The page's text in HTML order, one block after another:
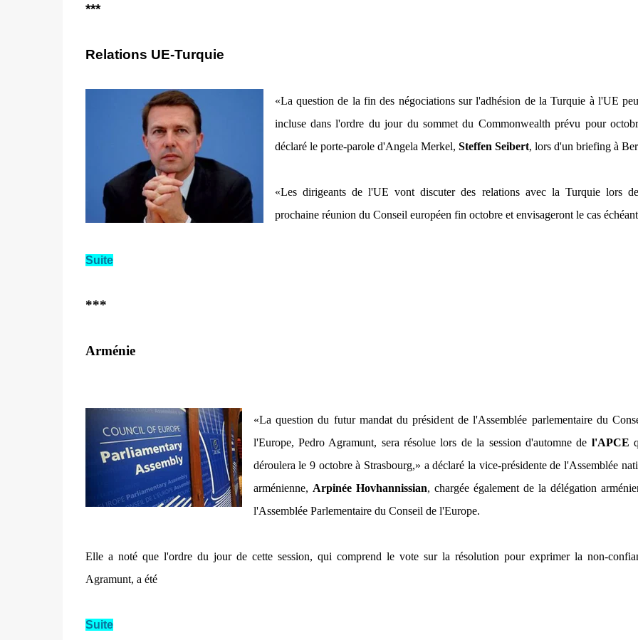
***
Relations UE-Turquie
«La question de la fin des négociations sur l'adhésion de la Turquie à l'UE
incluse dans l'ordre du jour du sommet du Commonwealth prévu pour
déclaré le porte-parole d'Angela Merkel, Steffen Seibert, lors d'un briefing à
«Les dirigeants de l'UE vont discuter des relations avec la Turquie lors
prochaine réunion du Conseil européen fin octobre et envisageront le cas
Suite
***
Arménie
«La question du futur mandat du président de l'Assemblée parlementaire du
l'Europe, Pedro Agramunt, sera résolue lors de la session d'automne de l'APCE
déroulera le 9 octobre à Strasbourg,» a déclaré la vice-présidente de l'Assemblée
arménienne, Arpinée Hovhannissian, chargée également de la délégation
l'Assemblée Parlementaire du Conseil de l'Europe.
Elle a noté que l'ordre du jour de cette session, qui comprend le vote sur la résolution pour exprimer la non-
Agramunt, a été
Suite